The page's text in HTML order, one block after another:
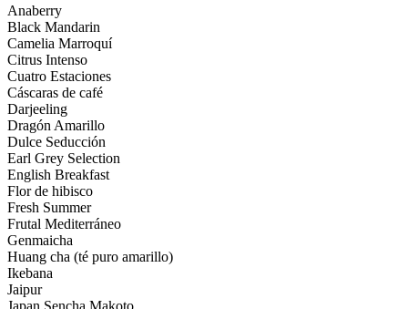
Anaberry
Black Mandarin
Camelia Marroquí
Citrus Intenso
Cuatro Estaciones
Cáscaras de café
Darjeeling
Dragón Amarillo
Dulce Seducción
Earl Grey Selection
English Breakfast
Flor de hibisco
Fresh Summer
Frutal Mediterráneo
Genmaicha
Huang cha (té puro amarillo)
Ikebana
Jaipur
Japan Sencha Makoto